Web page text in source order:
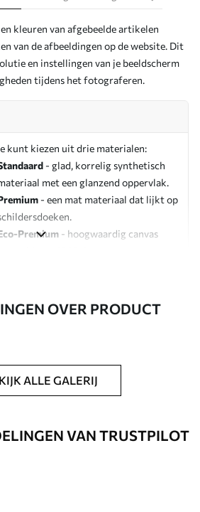
kleuren van afgebeelde artikelen
van de afbeeldingen op de website. Dit
en instellingen van je beeldscherm
tijdens het fotograferen.
kunt kiezen uit drie materialen:
- glad, korrelig synthetisch
met een glanzend oppervlak.
- een mat materiaal dat lijkt op
Premium - hoogwaardig canvas
OVER PRODUCT
ALLE GALERIJ
VAN TRUSTPILOT